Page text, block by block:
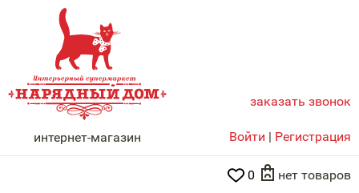
НАРЯДНЫЙ ДОМ
интернет-магазин
заказать звонок
Войти | Регистрация
0 нет товаров